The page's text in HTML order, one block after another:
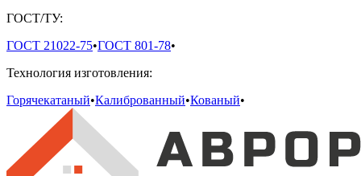
ГОСТ/ТУ:
ГОСТ 21022-75•ГОСТ 801-78•
Технология изготовления:
Горячекатаный•Калиброванный•Кованый•